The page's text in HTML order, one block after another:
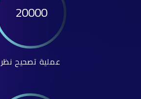
20000
عملية تصحيح نظر